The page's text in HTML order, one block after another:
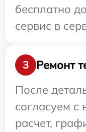
бесплатно
сервис в
3
Ремонт
После
согласуем с
расчет,